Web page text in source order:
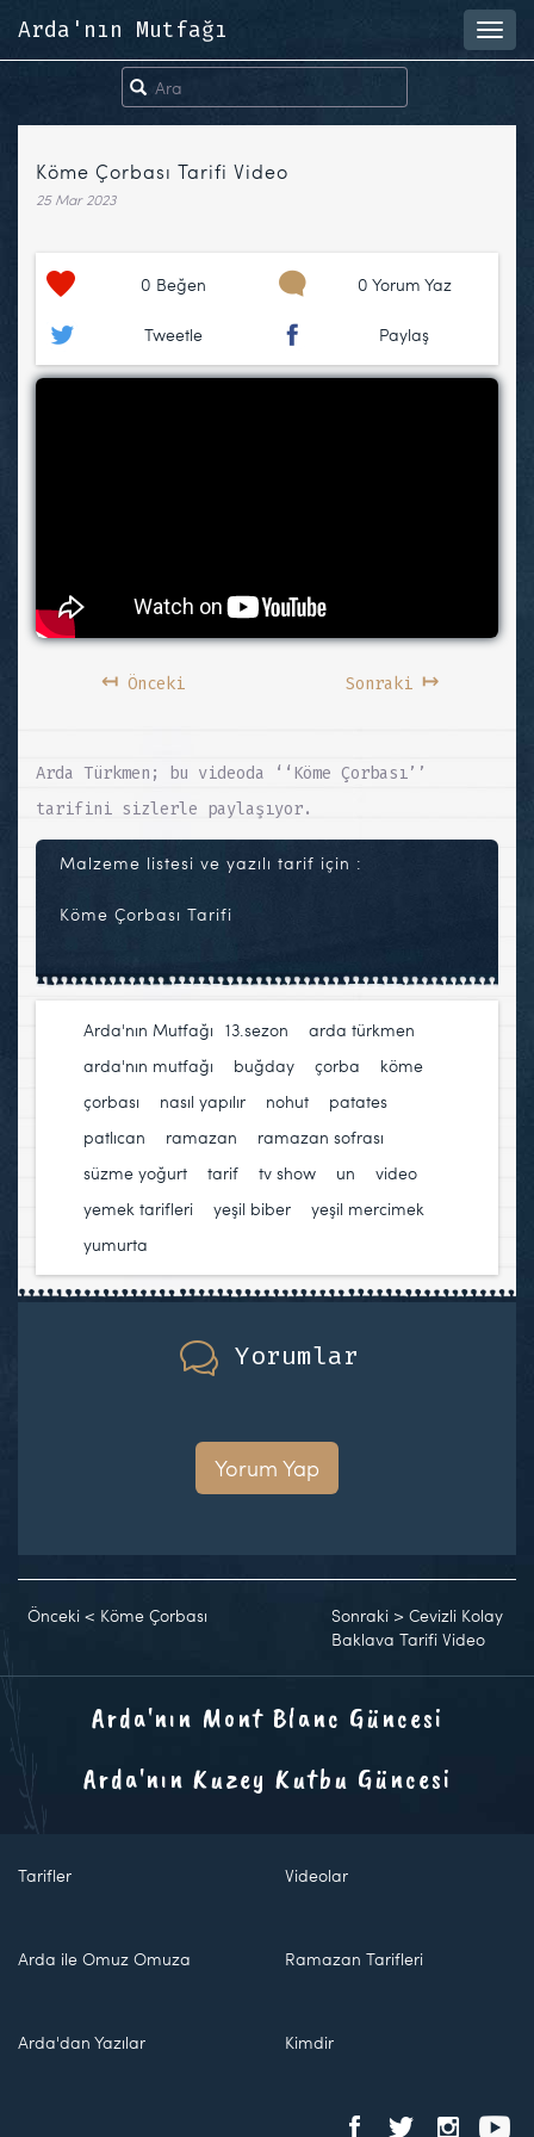
Arda'nın Mutfağı
Köme Çorbası Tarifi Video
25 Mar 2023
0 Beğen 0 Yorum Yaz
Tweetle Paylaş
↤Önceki Sonraki ↦
Arda Türkmen; bu videoda ‘‘Köme Çorbası’’
tarifini sizlerle paylaşıyor.
Malzeme listesi ve yazılı tarif için :
Köme Çorbası Tarifi
Arda'nın Mutfağı 13.sezon arda türkmen
arda'nın mutfağı
buğday çorba
köme
çorbası
nasıl yapılır nohut patates
patlıcan
ramazan ramazan sofrası
süzme yoğurt
tarif tv show un video
yemek tarifleri
yeşil biber yeşil mercimek
yumurta
Yorumlar
Yorum Yap
Önceki < Köme Çorbası Sonraki >Cevizli Kolay
Baklava Tarifi Video
Arda'nın Mont Blanc Güncesi
Arda'nın Kuzey Kutbu Güncesi
Tarifler Videolar
Arda ile Omuz Omuza Ramazan Tarifleri
Arda'dan Yazılar Kimdir